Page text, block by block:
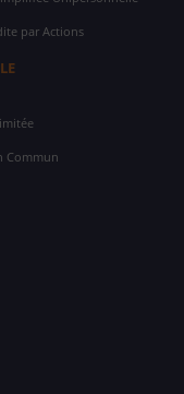
par Actions
Commun